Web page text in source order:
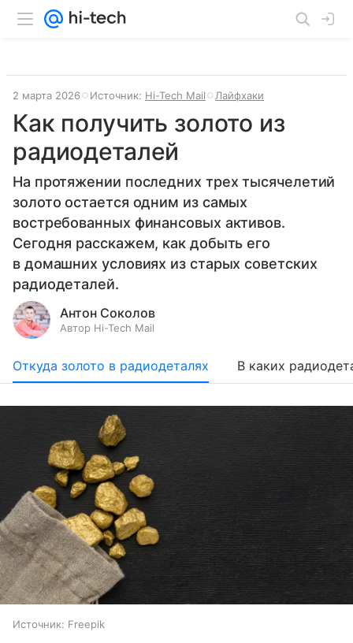
2 марта 2026 Источник: Hi-Tech Mail Лайфхаки
Как получить золото из
радиодеталей
На протяжении последних трех тысячелетий
золото остается одним из самых
востребованных финансовых активов.
Сегодня расскажем, как добыть его
в домашних условиях из старых советских
радиодеталей.
Антон Соколов
Автор Hi-Tech Mail
Откуда золото в радиодеталях В каких
Источник: Freepik